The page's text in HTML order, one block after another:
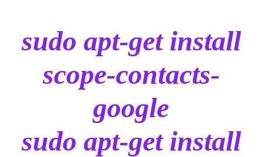
sudo apt-get install
scope-contacts-
google
sudo apt-get install